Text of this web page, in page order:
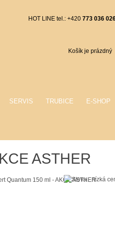
HOT LINE tel.: +420 773 036
Košík je prázdný
SERVIS TRUBICE E-SHOP
ASTHER